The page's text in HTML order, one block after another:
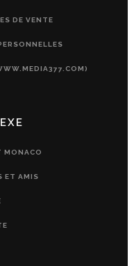
DE VENTE
MONACO
ET AMIS